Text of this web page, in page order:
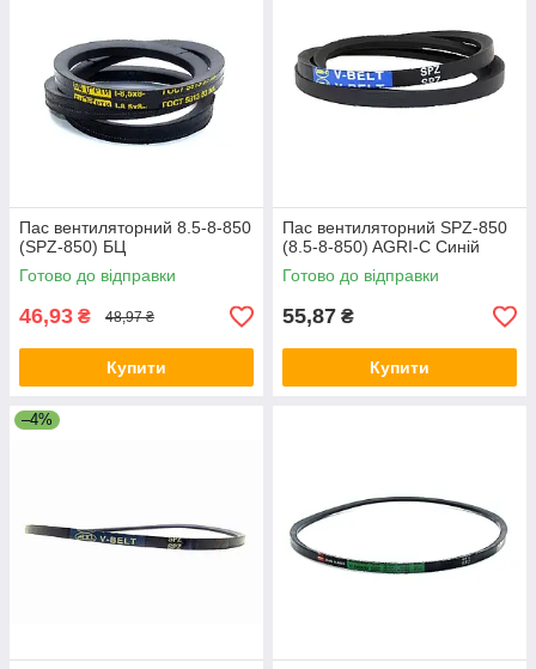
Пас вентиляторний 8.5-8-850
(SPZ-850) БЦ
Готово до відправки
46,93 ₴ 48,97 ₴
Купити
Пас вентиляторний SPZ-850
(8.5-8-850) AGRI-C Синій
Готово до відправки
55,87 ₴
Купити
–4%